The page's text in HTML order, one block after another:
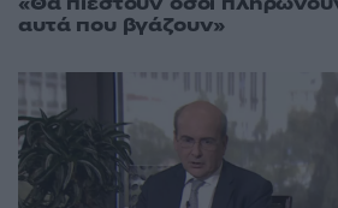
αυτά που βγάζουν»